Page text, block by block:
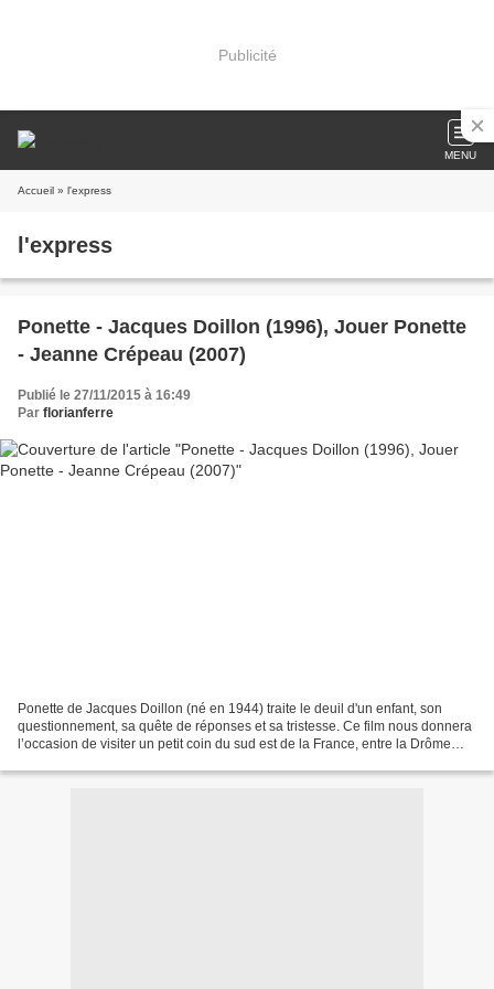
Publicité
MENU
Accueil » l'express
l'express
Ponette - Jacques Doillon (1996), Jouer Ponette
- Jeanne Crépeau (2007)
Publié le 27/11/2015 à 16:49
Par florianferre
Ponette de Jacques Doillon (né en 1944) traite le deuil d'un enfant, son
questionnement, sa quête de réponses et sa tristesse. Ce film nous donnera
l’occasion de visiter un petit coin du sud est de la France, entre la Drôme